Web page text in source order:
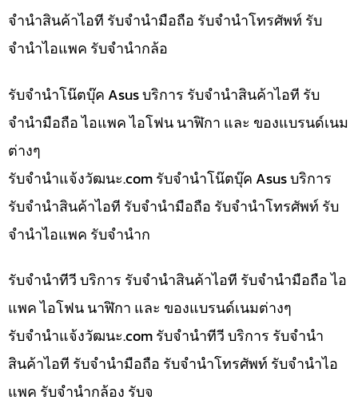
จำนำสินค้าไอที รับจำนำมือถือ รับจำนำโทรศัพท์ รับ
จำนำไอแพค รับจำนำกล้อ
รับจำนำโน๊ตบุ๊ค Asus บริการ รับจำนำสินค้าไอที รับ
จำนำมือถือ ไอแพค ไอโฟน นาฬิกา และ ของแบรนด์เนม
ต่างๆ
รับจํานําแจ้งวัฒนะ.com รับจำนำโน๊ตบุ๊ค Asus บริการ
รับจำนำสินค้าไอที รับจำนำมือถือ รับจำนำโทรศัพท์ รับ
จำนำไอแพค รับจำนำก
รับจำนำทีวี บริการ รับจำนำสินค้าไอที รับจำนำมือถือ ไอ
แพค ไอโฟน นาฬิกา และ ของแบรนด์เนมต่างๆ
รับจํานําแจ้งวัฒนะ.com รับจำนำทีวี บริการ รับจำนำ
สินค้าไอที รับจำนำมือถือ รับจำนำโทรศัพท์ รับจำนำไอ
แพค รับจำนำกล้อง รับจ